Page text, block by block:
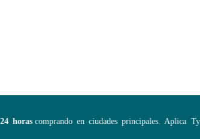
comprando en ciudades principales. Aplica TyC